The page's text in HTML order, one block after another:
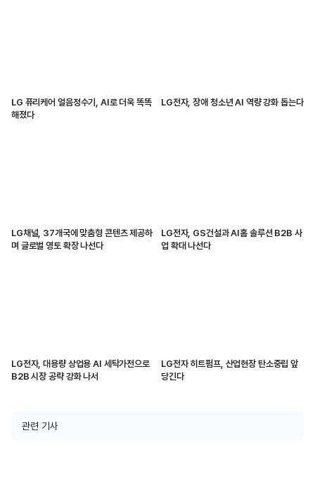
LG 퓨리케어 얼음정수기, AI로 더욱 똑똑
해졌다
LG전자, 장애 청소년 AI 역량 강화 돕는다
LG채널, 37개국에 맞춤형 콘텐츠 제공하
며 글로벌 영토 확장 나선다
LG전자, GS건설과 AI홈 솔루션 B2B 사
업 확대 나선다
LG전자, 대용량 상업용 AI 세탁가전으로
B2B 시장 공략 강화 나서
LG전자 히트펌프, 산업현장 탄소중립 앞
당긴다
관련 기사